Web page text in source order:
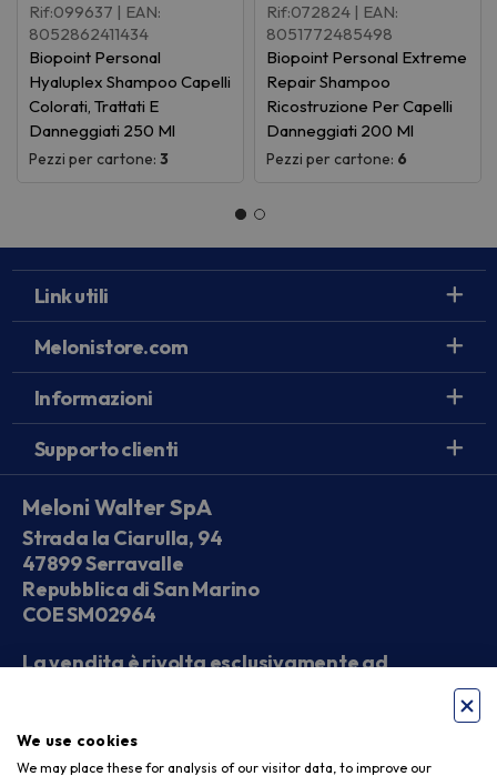
Rif:099637 | EAN:
8052862411434
Biopoint Personal
Hyaluplex Shampoo Capelli
Colorati, Trattati E
Danneggiati 250 Ml
Pezzi per cartone:3
Rif:072824 | EAN:
8051772485498
Biopoint Personal Extreme
Repair Shampoo
Ricostruzione Per Capelli
Danneggiati 200 Ml
Pezzi per cartone: 6
Link utili
Melonistore.com
Informazioni
Supporto clienti
Meloni Walter SpA
Strada la Ciarulla, 94
47899 Serravalle
Repubblica di San Marino
COE SM02964
La vendita è rivolta esclusivamente ad
Seguici sui social
We use cookies
We may place these for analysis of our visitor data, to improve our